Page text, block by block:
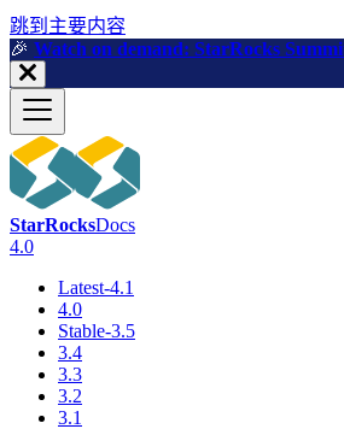
跳到主要内容
🎉️ Watch on demand: StarRocks
StarRocksDocs
4.0
Latest-4.1
4.0
Stable-3.5
3.4
3.3
3.2
3.1